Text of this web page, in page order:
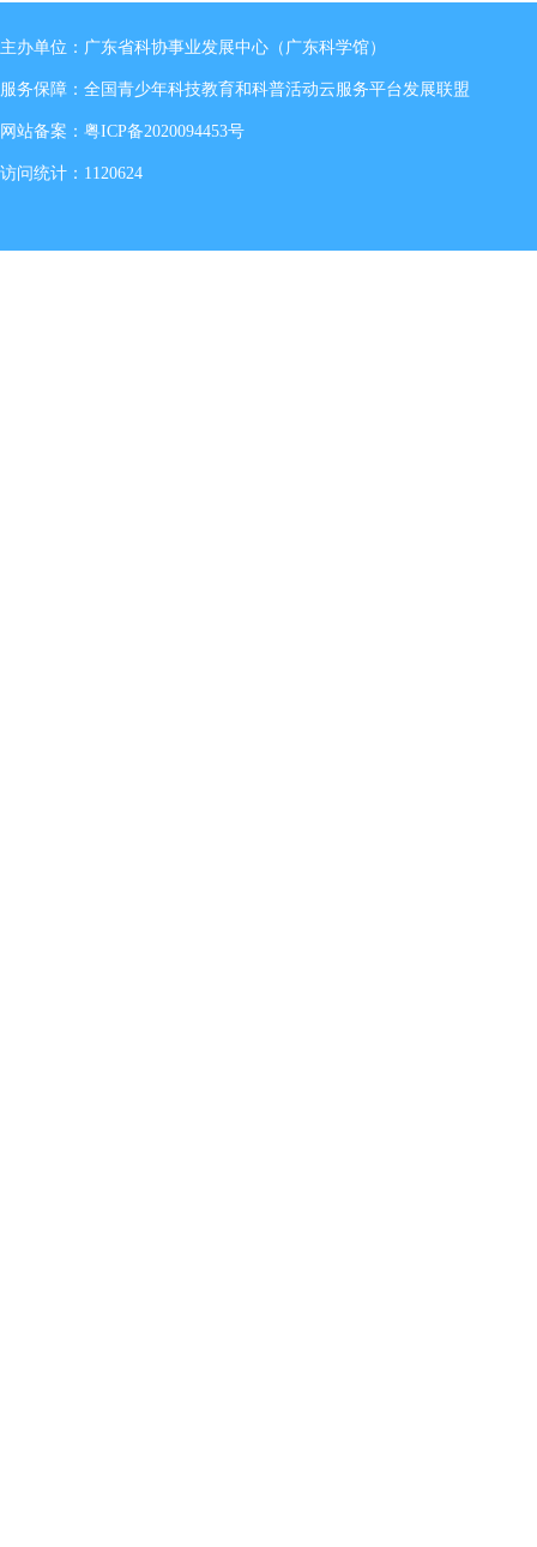
主办单位：广东省科协事业发展中心（广东科学馆）
服务保障：全国青少年科技教育和科普活动云服务平台发展联盟
网站备案： 粤ICP备2020094453号
访问统计：1120624